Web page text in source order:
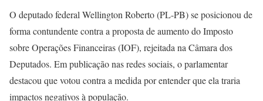
O deputado federal Wellington Roberto (PL-PB) se posicionou de
forma contundente contra a proposta de aumento do Imposto
sobre Operações Financeiras (IOF), rejeitada na Câmara dos
Deputados. Em publicação nas redes sociais, o parlamentar
destacou que votou contra a medida por entender que ela traria
impactos negativos à população.